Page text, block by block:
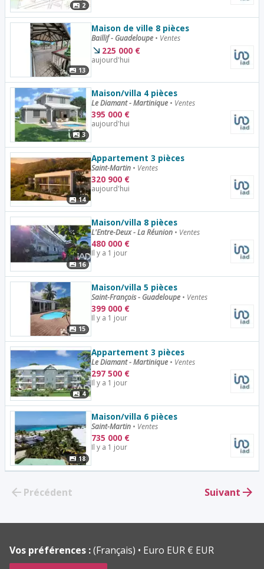
2
13
Maison de ville 8 pièces
Baillif - Guadeloupe • Ventes
225 000 €
aujourd'hui
3
Maison/villa 4 pièces
Le Diamant - Martinique • Ventes
395 000 €
aujourd'hui
14
Appartement 3 pièces
Saint-Martin • Ventes
320 900 €
aujourd'hui
16
Maison/villa 8 pièces
L'Entre-Deux - La Réunion • Ventes
480 000 €
Il y a 1 jour
15
Maison/villa 5 pièces
Saint-François - Guadeloupe • Ventes
399 000 €
Il y a 1 jour
4
Appartement 3 pièces
Le Diamant - Martinique • Ventes
297 500 €
Il y a 1 jour
18
Maison/villa 6 pièces
Saint-Martin • Ventes
735 000 €
Il y a 1 jour
Précédent Suivant
Vos préférences :(Français)
Euro EUR € EUR